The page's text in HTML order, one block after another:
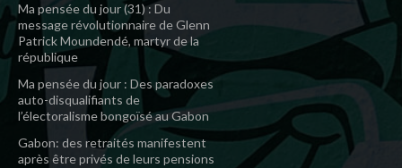
Ma pensée du jour (31) : Du
message révolutionnaire de Glenn
Patrick Moundendé, martyr de la
république
Ma pensée du jour : Des paradoxes
auto-disqualifiants de
l’électoralisme bongoïsé au Gabon
Gabon: des retraités manifestent
après être privés de leurs pensions